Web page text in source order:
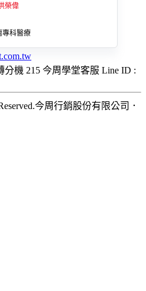
榮偉
專科醫療
分機 215 今周學堂客服 Line ID :
今周行銷股份有限公司 ．